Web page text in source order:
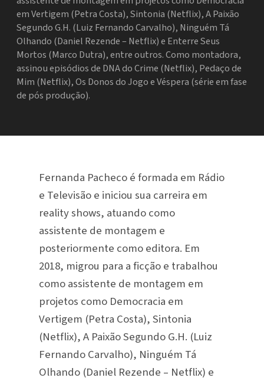
em Vertigem (Petra Costa), Sintonia (Netflix), A Paixão
Segundo G.H. (Luiz Fernando Carvalho), Ninguém Tá
Olhando (Daniel Rezende – Netflix) e Enterre Seus
Mortos (Marco Dutra), entre outros. Como montadora,
assinou episódios de DNA do Crime (Netflix), Pedaço de
Mim (Netflix), Os Donos do Jogo e Véspera (série em fase
de pós produção).
Fernanda Pacheco é formada em Rádio
e Televisão e iniciou sua carreira em
reality shows, atuando como
assistente de montagem e
posteriormente como editora. Em
2018, migrou para a ficção e trabalhou
como assistente de montagem em
projetos como Democracia em
Vertigem (Petra Costa), Sintonia
(Netflix), A Paixão Segundo G.H. (Luiz
Fernando Carvalho), Ninguém Tá
Olhando (Daniel Rezende – Netflix) e